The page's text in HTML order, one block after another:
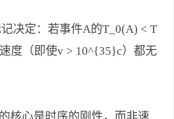
决定：若事件A的T_0(A) < T
度（即使v > 10^{35}c）都无